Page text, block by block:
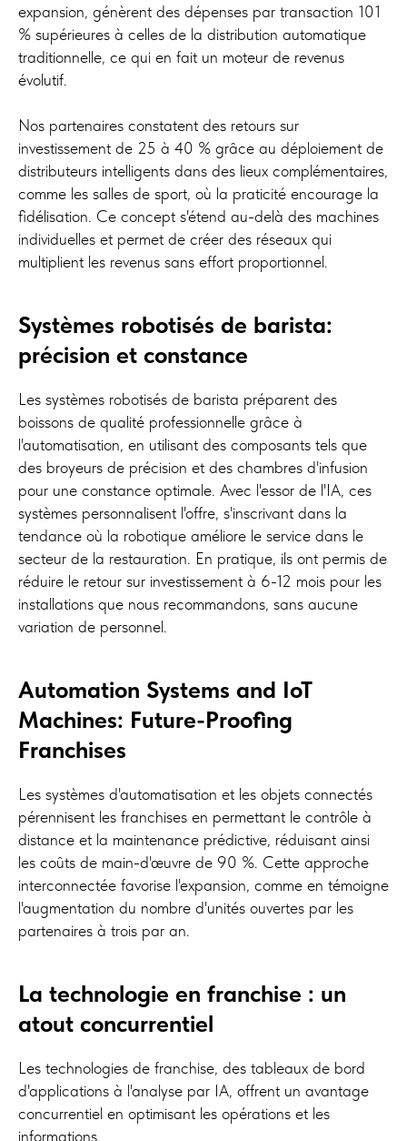
expansion, génèrent des dépenses par transaction 101
% supérieures à celles de la distribution automatique
traditionnelle, ce qui en fait un moteur de revenus
évolutif.
Nos partenaires constatent des retours sur
investissement de 25 à 40 % grâce au déploiement de
distributeurs intelligents dans des lieux complémentaires,
comme les salles de sport, où la praticité encourage la
fidélisation. Ce concept s'étend au-delà des machines
individuelles et permet de créer des réseaux qui
multiplient les revenus sans effort proportionnel.
Systèmes robotisés de barista:
précision et constance
Les systèmes robotisés de barista préparent des
boissons de qualité professionnelle grâce à
l'automatisation, en utilisant des composants tels que
des broyeurs de précision et des chambres d'infusion
pour une constance optimale. Avec l'essor de l'IA, ces
systèmes personnalisent l'offre, s'inscrivant dans la
tendance où la robotique améliore le service dans le
secteur de la restauration. En pratique, ils ont permis de
réduire le retour sur investissement à 6-12 mois pour les
installations que nous recommandons, sans aucune
variation de personnel.
Automation Systems and IoT
Machines: Future-Proofing
Franchises
Les systèmes d'automatisation et les objets connectés
pérennisent les franchises en permettant le contrôle à
distance et la maintenance prédictive, réduisant ainsi
les coûts de main-d'œuvre de 90 %. Cette approche
interconnectée favorise l'expansion, comme en témoigne
l'augmentation du nombre d'unités ouvertes par les
partenaires à trois par an.
La technologie en franchise : un
atout concurrentiel
Les technologies de franchise, des tableaux de bord
d'applications à l'analyse par IA, offrent un avantage
concurrentiel en optimisant les opérations et les
informations.